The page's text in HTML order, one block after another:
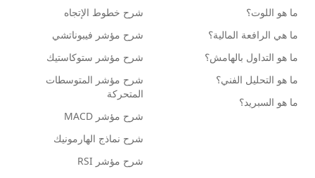
ما هو اللوت؟
ما هي الرافعة المالية؟
ما هو التداول بالهامش؟
ما هو التحليل الفني؟
ما هو السبريد؟
شرح خطوط الإتجاه
شرح مؤشر فيبوناتشي
شرح مؤشر ستوكاستيك
شرح مؤشر المتوسطات
المتحركة
شرح مؤشر MACD
شرح نماذج الهارمونيك
شرح مؤشر RSI